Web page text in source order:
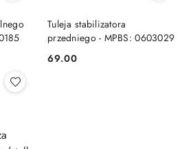
Tuleja stabilizatora
przedniego - MPBS: 0603029
Cena:
69.00